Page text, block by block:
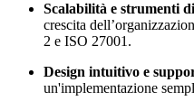
Scalabilità e strumenti
crescita
2 e ISO 27001.
Design intuitivo e
un'implementazione